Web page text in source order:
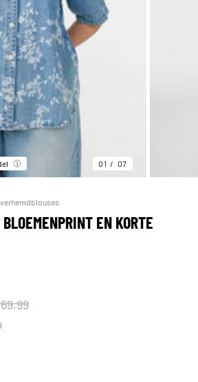
01 07
EN KORTE